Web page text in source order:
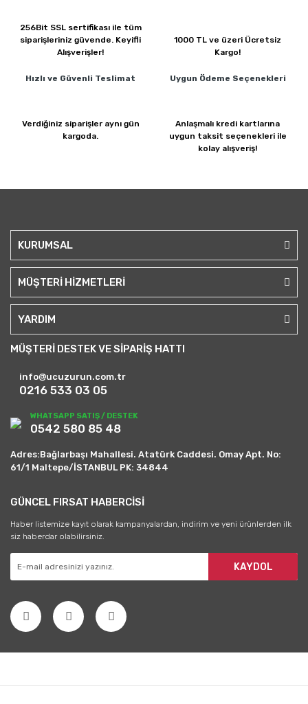
256Bit SSL sertifikası ile tüm
siparişleriniz güvende. Keyifli
Alışverişler!
1000 TL ve üzeri Ücretsiz
Kargo!
Hızlı ve Güvenli Teslimat
Verdiğiniz siparişler aynı gün
kargoda.
Uygun Ödeme Seçenekleri
Anlaşmalı kredi kartlarına
uygun taksit seçenekleri ile
kolay alışveriş!
KURUMSAL
MÜŞTERİ HİZMETLERİ
YARDIM
MÜŞTERİ DESTEK VE SİPARİŞ HATTI
info@ucuzurun.com.tr
0216 533 03 05
WHATSAPP SATIŞ / DESTEK
0542 580 85 48
Adres:Bağlarbaşı Mahallesi. Atatürk Caddesi. Omay Apt. No:
61/1 Maltepe/İSTANBUL PK: 34844
GÜNCEL FIRSAT HABERCİSİ
Haber listemize kayıt olarak kampanyalardan, indirim ve yeni ürünlerden ilk
siz haberdar olabilirsiniz.
KAYDOL